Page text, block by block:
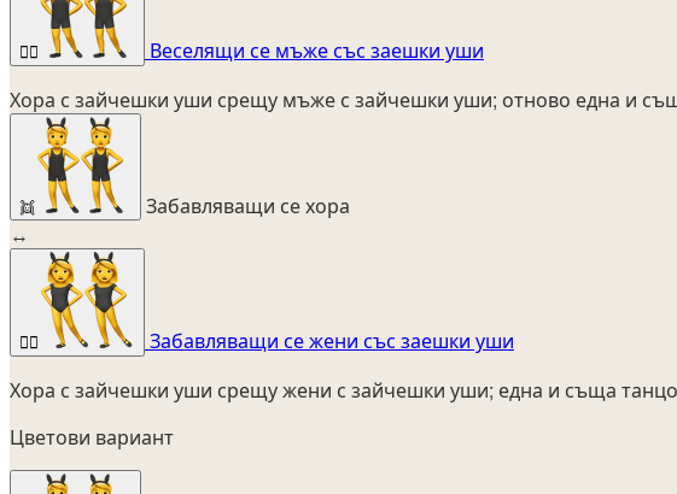
👯‍♂️
Веселящи се мъже със заешки уши
Хора с зайчешки уши срещу мъже с зайчешки уши; отново една и
👯
Забавляващи се хора
↔
👯‍♀️
Забавляващи се жени със заешки уши
Хора с зайчешки уши срещу жени с зайчешки уши; една и съща
Цветови вариант